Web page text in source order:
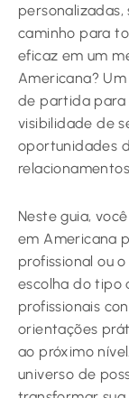
personalizadas,
caminho para
eficaz em um
Americana?
de partida para
visibilidade de
oportunidades
Neste guia,
em Americana
profissional ou
escolha do tipo
profissionais
orientações
ao próximo
universo de